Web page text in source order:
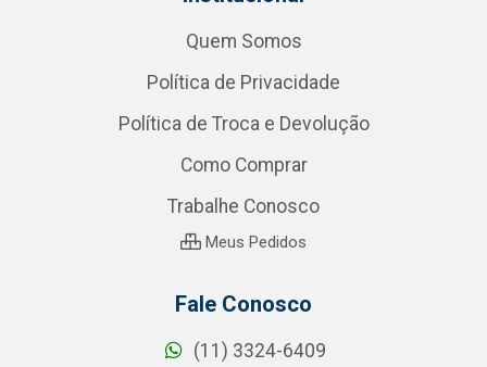
Quem Somos
Política de Privacidade
Política de Troca e Devolução
Como Comprar
Trabalhe Conosco
Meus Pedidos
Fale Conosco
(11) 3324-6409